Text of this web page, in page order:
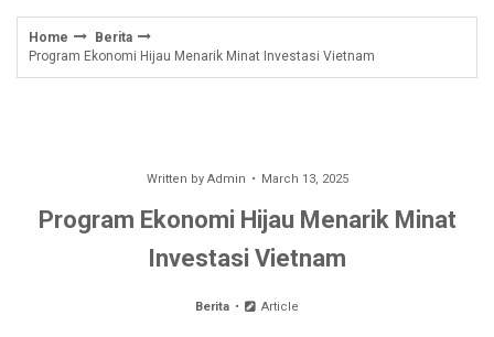
Home
Berita
Program Ekonomi Hijau Menarik Minat Investasi Vietnam
Written by Admin March 13, 2025
Program Ekonomi Hijau Menarik Minat
Investasi Vietnam
Berita Article